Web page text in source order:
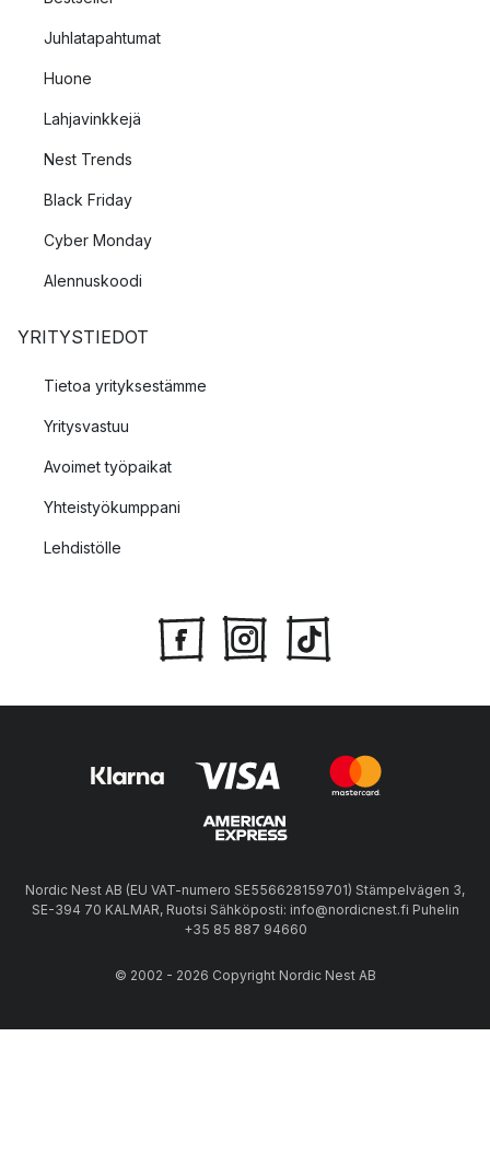
Juhlatapahtumat
Huone
Lahjavinkkejä
Nest Trends
Black Friday
Cyber Monday
Alennuskoodi
YRITYSTIEDOT
Tietoa yrityksestämme
Yritysvastuu
Avoimet työpaikat
Yhteistyökumppani
Lehdistölle
Nordic Nest AB (EU VAT-numero SE556628159701) Stämpelvägen 3,
SE-394 70 KALMAR, Ruotsi Sähköposti: info@nordicnest.fi Puhelin
+35 85 887 94660
© 2002 - 2026 Copyright Nordic Nest AB